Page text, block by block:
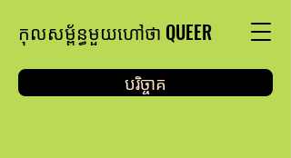
កុលសម្ព័ន្ធមួយហៅថា QUEER
បរិច្ចាគ